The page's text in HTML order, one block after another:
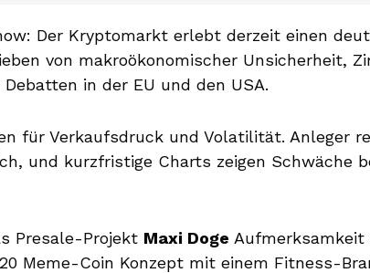
Der Kryptomarkt erlebt derzeit einen
von makroökonomischer Unsicherheit,
in der EU und den USA.
für Verkaufsdruck und Volatilität. Anleger
und kurzfristige Charts zeigen Schwäche
Presale-Projekt Maxi Doge Aufmerksamkeit
Meme-Coin Konzept mit einem Fitness-